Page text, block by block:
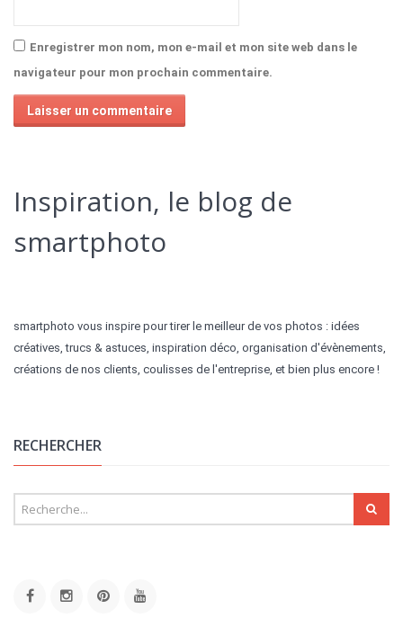
Enregistrer mon nom, mon e-mail et mon site web dans le
navigateur pour mon prochain commentaire.
Inspiration, le blog de
smartphoto
smartphoto vous inspire pour tirer le meilleur de vos photos : idées
créatives, trucs & astuces, inspiration déco, organisation d'évènements,
créations de nos clients, coulisses de l'entreprise, et bien plus encore !
RECHERCHER